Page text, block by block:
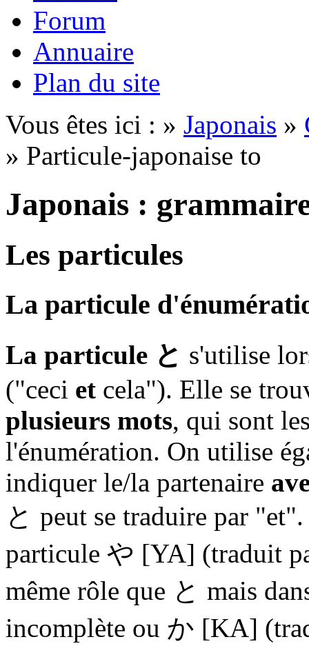
Forum
Annuaire
Plan du site
Vous êtes ici : » Japonais »
» Particule-japonaise to
Japonais :
Les particules
La particule
La particule と s'utilise
("ceci et cela"). Elle se
plusieurs mots, qui sont
l'énumération. On utilise
indiquer le/la partenaire
と peut se traduire par
particule や [YA] (traduit
même rôle que と mais
incomplète ou か [KA]